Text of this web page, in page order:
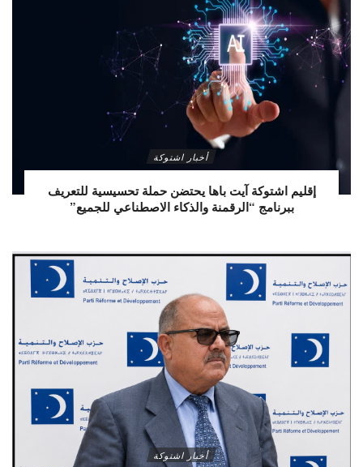
أخبار اشتوكة
إقليم اشتوكة آيت باها يحتضن حملة تحسيسية للتعريف
ببرنامج “الرقمنة والذكاء الاصطناعي للجميع”
أخبار اشتوكة